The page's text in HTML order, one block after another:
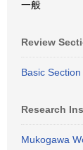
一般
Review
Basic
Research
Mukogawa